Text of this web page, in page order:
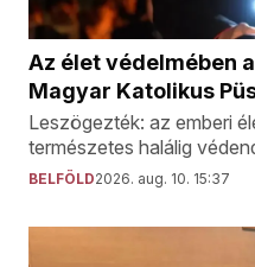
Az élet védelmében
Magyar Katolikus
Leszögezték: az emberi
természetes halálig
BELFÖLD2026. aug. 10. 15:37